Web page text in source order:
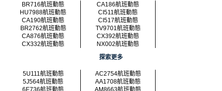
BR716航班動態
CA186航班動態
HU7988航班動態
CI511航班動態
CA190航班動態
CI517航班動態
BR2762航班動態
TV9701航班動態
CA876航班動態
CX392航班動態
CX332航班動態
NX002航班動態
探索更多
5U111航班動態
AC2754航班動態
5J564航班動態
AA1708航班動態
6E736航班動態
AM8663航班動態